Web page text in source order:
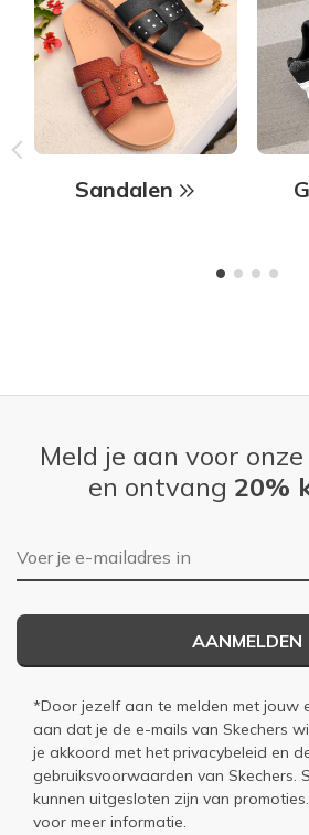
Sandalen
Meld je aan voor
en ontvang 20%
E-mailadres
AANMELDEN
*Door jezelf aan te melden met jouw
aan dat je de e-mails van Skechers
je akkoord met het privacybeleid en
gebruiksvoorwaarden van Skechers.
kunnen uitgesloten zijn van
voor meer informatie.